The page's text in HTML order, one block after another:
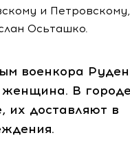
и
Осьташко.
военкора
женщина. В
их доставляют в